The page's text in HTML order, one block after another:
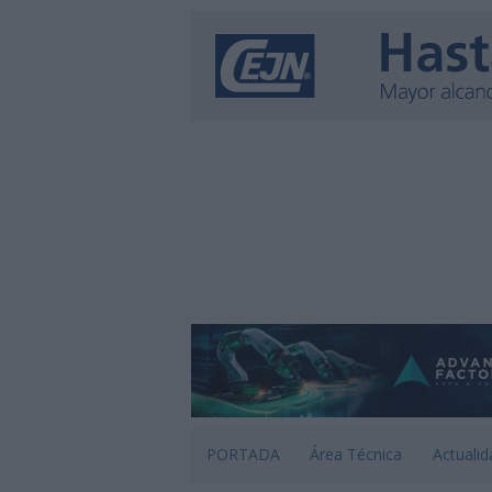
PORTADA Área Técnica